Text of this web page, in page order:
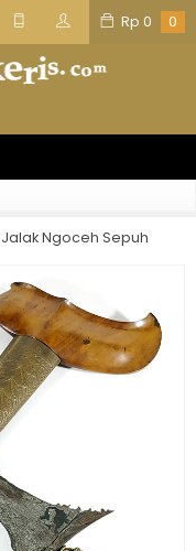
Rp 0 0
Ngoceh Sepuh